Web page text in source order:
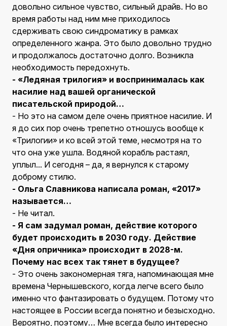
довольно сильное чувство, сильный драйв. Но во
время работы над ним мне приходилось
сдерживать свою синдроматику в рамках
определенного жанра. Это было довольно трудно
и продолжалось достаточно долго. Возникла
необходимость передохнуть.
- «Ледяная трилогия» и воспринималась как
насилие над вашей органической
писательской природой…
- Но это на самом деле очень приятное насилие. И
я до сих пор очень трепетно отношусь вообще к
«Трилогии» и ко всей этой теме, несмотря на то
что она уже ушла. Водяной корабль растаял,
уплыл... И сегодня – да, я вернулся к старому
доброму стилю.
- Ольга Славникова написала роман, «2017»
называется…
- Не читал.
- Я сам задумал роман, действие которого
будет происходить в 2030 году. Действие
«Дня опричника» происходит в 2028-м.
Почему нас всех так тянет в будущее?
- Это очень закономерная тяга, напоминающая мне
времена Чернышевского, когда легче всего было
именно что фантазировать о будущем. Потому что
настоящее в России всегда понятно и безысходно.
Вероятно, поэтому… Мне всегда было интересно